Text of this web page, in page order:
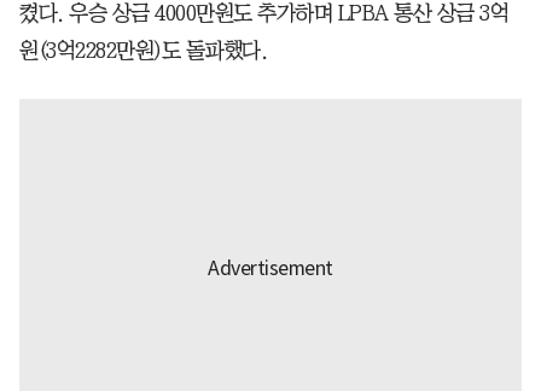
켰다. 우승 상금 4000만원도 추가하며 LPBA 통산 상금 3억
원(3억2282만원)도 돌파했다.